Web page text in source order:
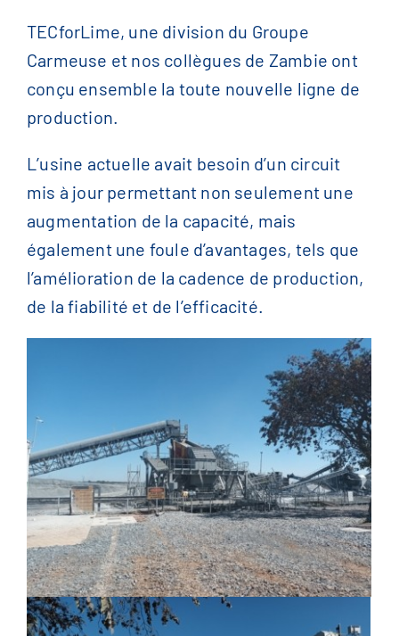
TECforLime, une division du Groupe
Carmeuse et nos collègues de Zambie ont
conçu ensemble la toute nouvelle ligne de
production.
L’usine actuelle avait besoin d’un circuit
mis à jour permettant non seulement une
augmentation de la capacité, mais
également une foule d’avantages, tels que
l’amélioration de la cadence de production,
de la fiabilité et de l’efficacité.